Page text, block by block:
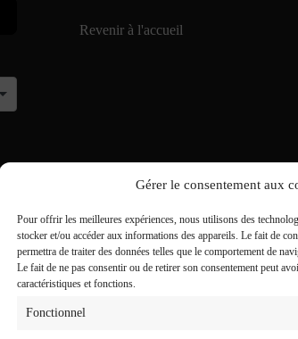
Gérer le consentement aux
Pour offrir les meilleures expériences, nous utilisons des
stocker et/ou accéder aux informations des appareils. Le fait de
permettra de traiter des données telles que le comportement de
Le fait de ne pas consentir ou de retirer son consentement peut
caractéristiques et fonctions.
Fonctionnel
Revenir à l'accueil